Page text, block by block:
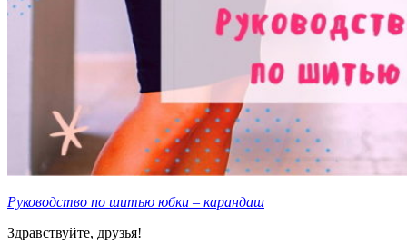
Руководство по шитью юбки – карандаш
Здравствуйте, друзья!